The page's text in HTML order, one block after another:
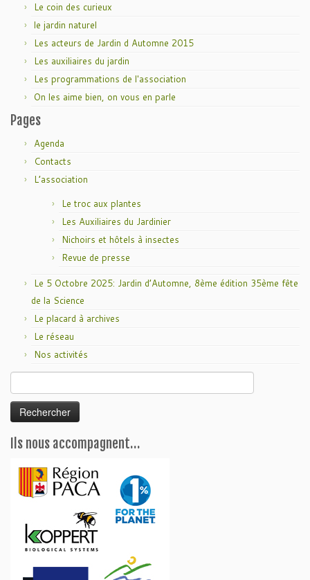
Le coin des curieux
le jardin naturel
Les acteurs de Jardin d Automne 2015
Les auxiliaires du jardin
Les programmations de l'association
On les aime bien, on vous en parle
Pages
Agenda
Contacts
L’association
Le troc aux plantes
Les Auxiliaires du Jardinier
Nichoirs et hôtels à insectes
Revue de presse
Le 5 Octobre 2025: Jardin d’Automne, 8ème édition 35ème fête
de la Science
Le placard à archives
Le réseau
Nos activités
Ils nous accompagnent…